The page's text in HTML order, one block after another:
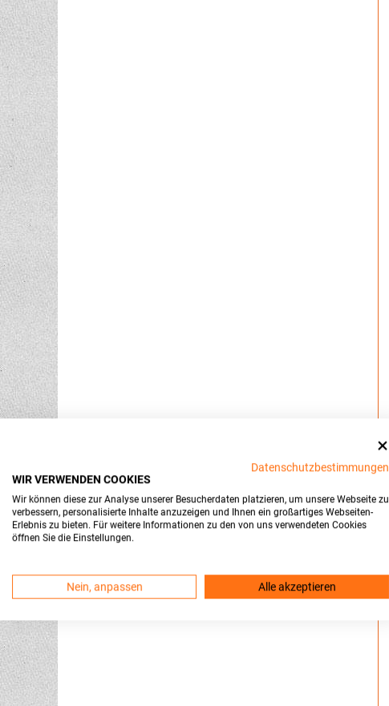
Datenschutzbestimmungen
WIR VERWENDEN COOKIES
Wir können diese zur Analyse unserer Besucherdaten platzieren, um unsere Webseite zu
verbessern, personalisierte Inhalte anzuzeigen und Ihnen ein großartiges Webseiten-
Erlebnis zu bieten. Für weitere Informationen zu den von uns verwendeten Cookies
öffnen Sie die Einstellungen.
Nein, anpassen Alle akzeptieren